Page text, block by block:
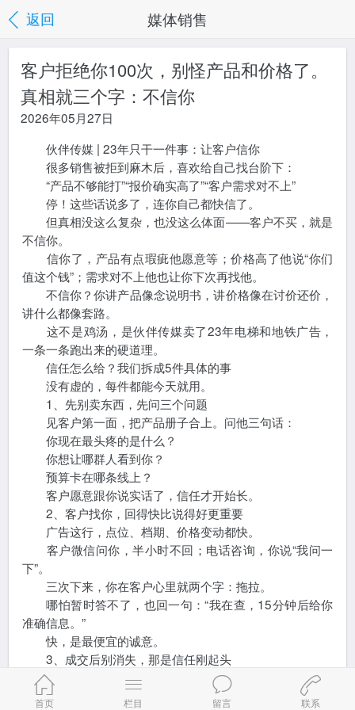
返回 媒体销售
客户拒绝你100次，别怪产品和价格了。
真相就三个字：不信你
2026年05月27日
伙伴传媒 | 23年只干一件事：让客户信你
很多销售被拒到麻木后，喜欢给自己找台阶下：
“产品不够能打”“报价确实高了”“客户需求对不上”
停！这些话说多了，连你自己都快信了。
但真相没这么复杂，也没这么体面——客户不买，就是
不信你。
信你了，产品有点瑕疵他愿意等；价格高了他说“你们
值这个钱”；需求对不上他也让你下次再找他。
不信你？你讲产品像念说明书，讲价格像在讨价还价，
讲什么都像套路。
这不是鸡汤，是伙伴传媒卖了23年电梯和地铁广告，
一条一条跑出来的硬道理。
信任怎么给？我们拆成5件具体的事
没有虚的，每件都能今天就用。
1、先别卖东西，先问三个问题
见客户第一面，把产品册子合上。问他三句话：
你现在最头疼的是什么？
你想让哪群人看到你？
预算卡在哪条线上？
客户愿意跟你说实话了，信任才开始长。
2、客户找你，回得快比说得好更重要
广告这行，点位、档期、价格变动都快。
客户微信问你，半小时不回；电话咨询，你说“我问一
下”。
三次下来，你在客户心里就两个字：拖拉。
哪怕暂时答不了，也回一句：“我在查，15分钟后给你
准确信息。”
快，是最便宜的诚意。
3、成交后别消失，那是信任刚起头
广告上刊了，不是结束。
第三天问一句：“画面正常吗？”
首页 栏目 留言 联系